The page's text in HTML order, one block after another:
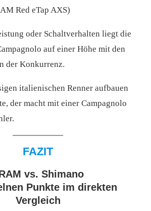
Red eTap AXS)
oder Schaltverhalten liegt die
auf einer Höhe mit den
der Konkurrenz.
italienischen Renner aufbauen
der macht mit einer Campagnolo
FAZIT
vs. Shimano
Punkte im direkten
Vergleich